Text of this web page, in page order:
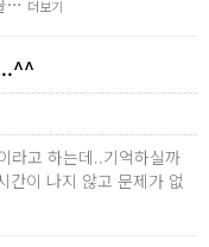
… 더보기
..^^
라고 하는데..기억하실까
간이 나지 않고 문제가 없